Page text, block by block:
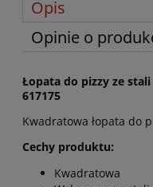
Opis
Opinie o
Łopata do pizzy ze
617175
Kwadratowa łopata do
Cechy produktu:
Kwadratowa